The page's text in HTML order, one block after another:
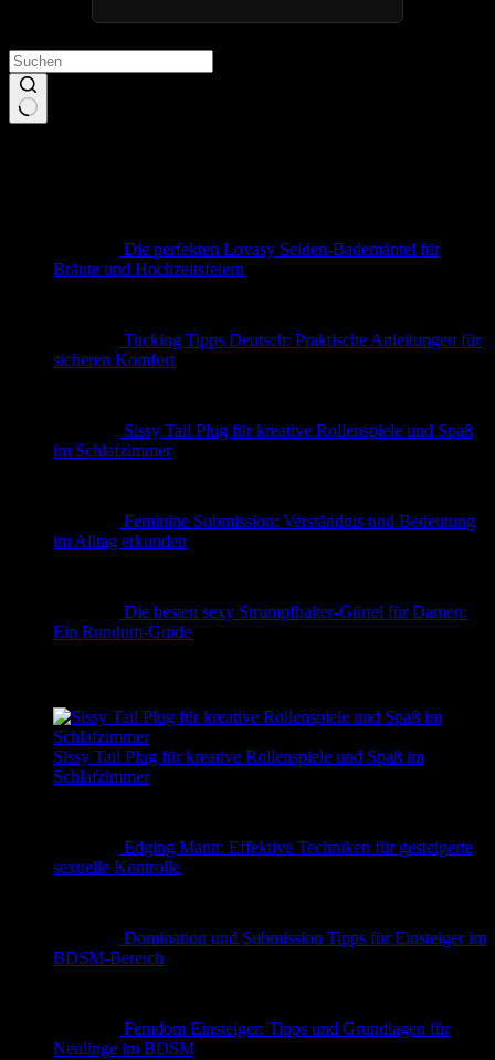
Die perfekten Lovasy Seiden-Bademäntel für
Bräute und Hochzeitsfeiern
Tucking Tipps Deutsch: Praktische Anleitungen für
sicheren Komfort
Sissy Tail Plug für kreative Rollenspiele und Spaß
im Schlafzimmer
Feminine Submission: Verständnis und Bedeutung
im Alltag erkunden
Die besten sexy Strumpfhalter-Gürtel für Damen:
Ein Rundum-Guide
Sissy Tail Plug für kreative Rollenspiele und Spaß im
Schlafzimmer
Edging Mann: Effektive Techniken für gesteigerte
sexuelle Kontrolle
Domination und Submission Tipps für Einsteiger im
BDSM-Bereich
Femdom Einsteiger: Tipps und Grundlagen für
Neulinge im BDSM